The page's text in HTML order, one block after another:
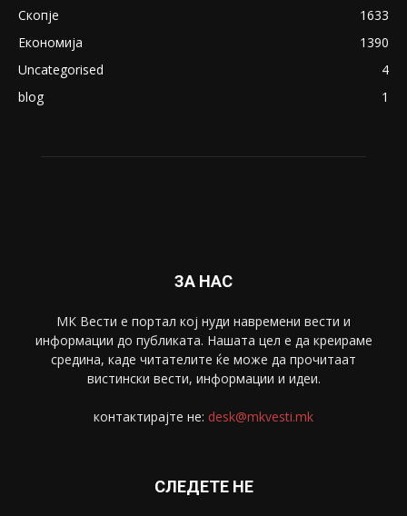
Скопје
1633
Економија
1390
Uncategorised
4
blog
1
ЗА НАС
МК Вести е портал коj нуди навремени вести и
информации до публиката. Нашата цел е да креираме
средина, каде читателите ќе може да прочитаат
вистински вести, информации и идеи.
контактирајте не: desk@mkvesti.mk
СЛЕДЕТЕ НЕ